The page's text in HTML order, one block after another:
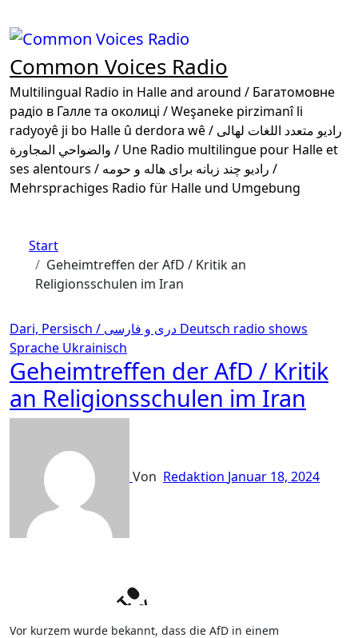
Inhalt
springen
Common Voices Radio
Multilingual Radio in Halle and around / Багатомовне
радіо в Галле та околиці / Weşaneke pirzimanî li
radyoyê ji bo Halle û derdora wê / راديو متعدد اللغات لهالى
والضواحي المجاورة / Une Radio multilingue pour Halle et
ses alentours / رادیو چند زبانه برای هاله و حومه /
Mehrsprachiges Radio für Halle und Umgebung
Start
Geheimtreffen der AfD / Kritik an
Religionsschulen im Iran
Deutsch radio shows
Sprache Ukrainisch
Geheimtreffen der AfD / Kritik
an Religionsschulen im Iran
Von Redaktion Januar 18, 2024
Vor kurzem wurde bekannt, dass die AfD in einem